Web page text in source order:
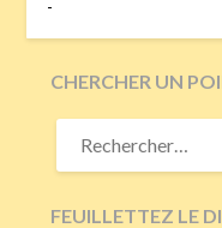
-
CHERCHER UN
RECHERCHER :
FEUILLETTEZ LE